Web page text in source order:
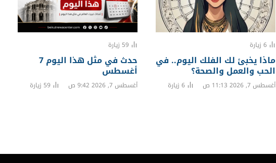
6 زيارة
ماذا يخبئ لك الفلك اليوم.. في
الحب والعمل والصحة؟
أغسطس 7, 2026 11:13 ص 6 زيارة
59 زيارة
حدث في مثل هذا اليوم 7
أغسطس
أغسطس 7, 2026 9:42 ص 59 زيارة